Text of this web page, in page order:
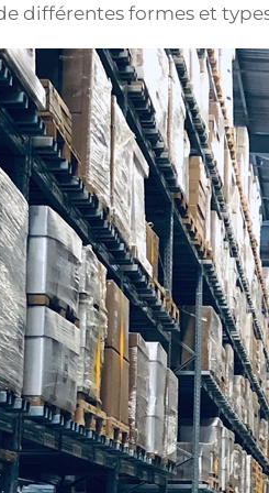
différentes formes et